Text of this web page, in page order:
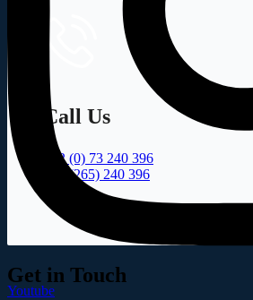
Youtube
Call Us
+32 (0) 73 240 396
+09 (265) 240 396
Get in Touch